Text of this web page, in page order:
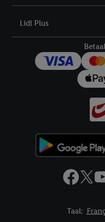
Lidl Plus
Taal:
droit de révoquer votre
données .Vous trouverez les